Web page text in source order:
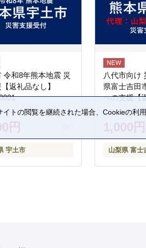
令和8年熊本地震 災
返礼品なし】
円
宇土市
八代市向け
県富士吉田
への支援【
1,000円
山梨県 富士
トの閲覧を継続された場合、Cookieの利